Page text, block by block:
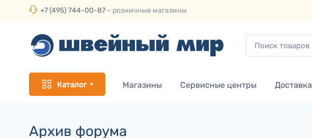
+7 (495) 744-00-87 – розничные магазины
Каталог Магазины Сервисные центры Доставка
Архив форума